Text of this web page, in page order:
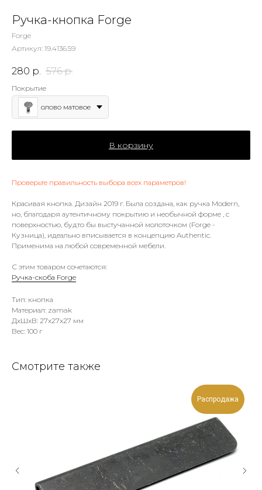
Ручка-кнопка Forge
Forge
Артикул: 19.4136.59
280 р. 576 р.
Покрытие
олово матовое
В корзину
Проверьте правильность выбора всех параметров!
Красивая кнопка. Дизайн 2019 г. Была создана, как ручка Modern,
но, благодаря аутентичному покрытию и необычной форме , с
поверхностью, будто бы выстучанной молоточком (Forge -
Кузница), идеально вписывается в концепцию Authentic.
Применима на любой современной мебели.
С этим товаром сочетаются:
Ручка-скоба Forge
Тип: кнопка
Материал: zamak
ДxШxВ: 27x27x27 мм
Вес: 100 г
Смотрите также
Распродажа